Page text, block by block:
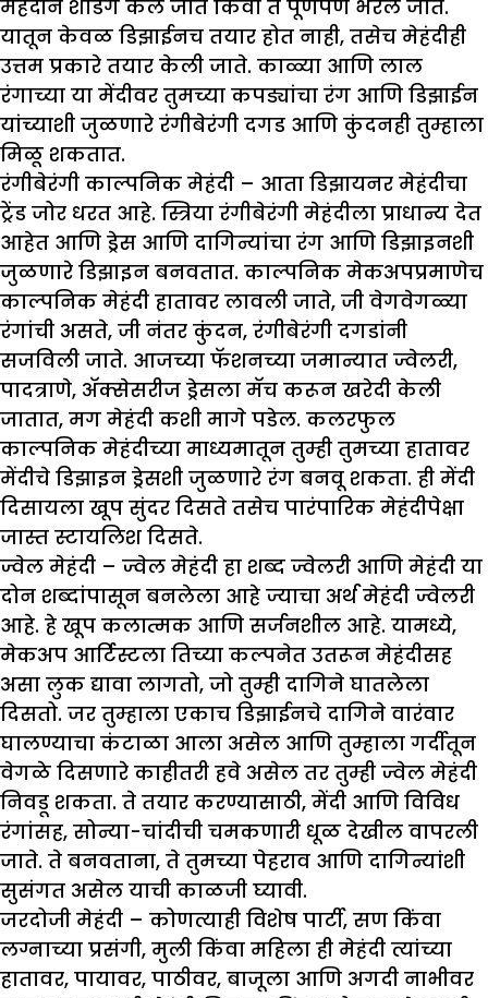
मेहंदीने शेडिंग केले जाते किंवा ते पूर्णपणे भरले जाते.
यातून केवळ डिझाईनच तयार होत नाही, तसेच मेहंदीही
उत्तम प्रकारे तयार केली जाते. काळ्या आणि लाल
रंगाच्या या मेंदीवर तुमच्या कपड्यांचा रंग आणि डिझाईन
यांच्याशी जुळणारे रंगीबेरंगी दगड आणि कुंदनही तुम्हाला
मिळू शकतात.
रंगीबेरंगी काल्पनिक मेहंदी – आता डिझायनर मेहंदीचा
ट्रेंड जोर धरत आहे. स्त्रिया रंगीबेरंगी मेहंदीला प्राधान्य देत
आहेत आणि ड्रेस आणि दागिन्यांचा रंग आणि डिझाइनशी
जुळणारे डिझाइन बनवतात. काल्पनिक मेकअपप्रमाणेच
काल्पनिक मेहंदी हातावर लावली जाते, जी वेगवेगळ्या
रंगांची असते, जी नंतर कुंदन, रंगीबेरंगी दगडांनी
सजविली जाते. आजच्या फॅशनच्या जमान्यात ज्वेलरी,
पादत्राणे, अ‍ॅक्सेसरीज ड्रेसला मॅच करून खरेदी केली
जातात, मग मेहंदी कशी मागे पडेल. कलरफुल
काल्पनिक मेहंदीच्या माध्यमातून तुम्ही तुमच्या हातावर
मेंदीचे डिझाइन ड्रेसशी जुळणारे रंग बनवू शकता. ही मेंदी
दिसायला खूप सुंदर दिसते तसेच पारंपारिक मेहंदीपेक्षा
जास्त स्टायलिश दिसते.
ज्वेल मेहंदी – ज्वेल मेहंदी हा शब्द ज्वेलरी आणि मेहंदी या
दोन शब्दांपासून बनलेला आहे ज्याचा अर्थ मेहंदी ज्वेलरी
आहे. हे खूप कलात्मक आणि सर्जनशील आहे. यामध्ये,
मेकअप आर्टिस्टला तिच्या कल्पनेत उतरून मेहंदीसह
असा लुक द्यावा लागतो, जो तुम्ही दागिने घातलेला
दिसतो. जर तुम्हाला एकाच डिझाईनचे दागिने वारंवार
घालण्याचा कंटाळा आला असेल आणि तुम्हाला गर्दीतून
वेगळे दिसणारे काहीतरी हवे असेल तर तुम्ही ज्वेल मेहंदी
निवडू शकता. ते तयार करण्यासाठी, मेंदी आणि विविध
रंगांसह, सोन्या-चांदीची चमकणारी धूळ देखील वापरली
जाते. ते बनवताना, ते तुमच्या पेहराव आणि दागिन्यांशी
सुसंगत असेल याची काळजी घ्यावी.
जरदोजी मेहंदी – कोणत्याही विशेष पार्टी, सण किंवा
लग्नाच्या प्रसंगी, मुली किंवा महिला ही मेहंदी त्यांच्या
हातावर, पायावर, पाठीवर, बाजूला आणि अगदी नाभीवर